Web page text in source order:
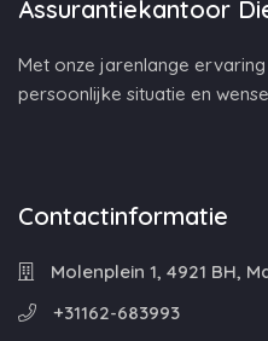
Assurantiekantoor
Met onze jarenlange
persoonlijke situatie en
Contactinformatie
Molenplein 1, 4921 BH,
+31162-683993